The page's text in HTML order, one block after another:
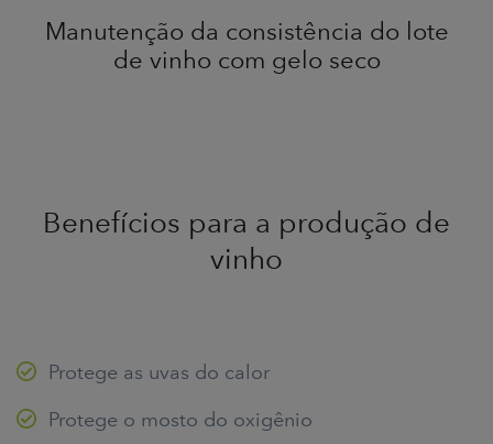
Manutenção da consistência do lote
de vinho com gelo seco
Benefícios para a produção de
vinho
Protege as uvas do calor
Protege o mosto do oxigênio